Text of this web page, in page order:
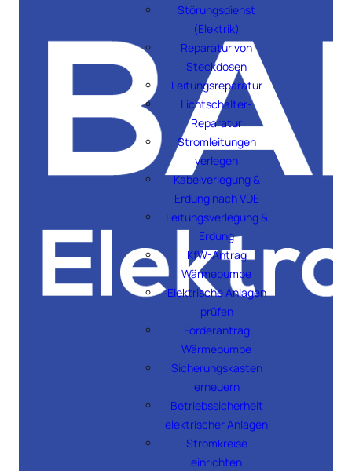
Störungsdienst
(Elektrik)
Reparatur von
Steckdosen
Leitungsreparatur
Lichtschalter-
Reparatur
Stromleitungen
verlegen
Kabelverlegung &
Erdung nach VDE
Leitungsverlegung &
Erdung
KfW-Antrag
Wärmepumpe
Elektrische Anlagen
prüfen
Förderantrag
Wärmepumpe
Sicherungskasten
erneuern
Betriebssicherheit
elektrischer Anlagen
Stromkreise
einrichten